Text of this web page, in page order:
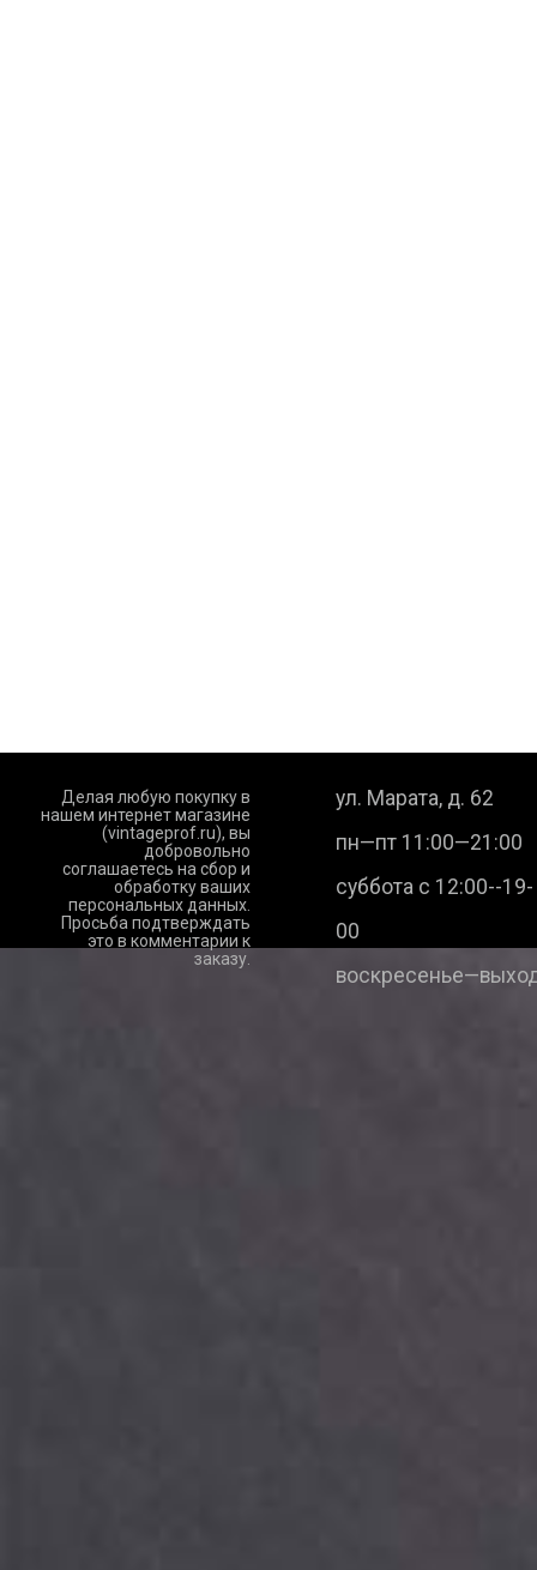
Делая любую покупку в
нашем интернет магазине
(vintageprof.ru), вы
добровольно
соглашаетесь на сбор и
обработку ваших
персональных данных.
Просьба подтверждать
это в комментарии к
заказу.
ул. Марата, д. 62
пн—пт 11:00—21:00
суббота с 12:00--19-
00